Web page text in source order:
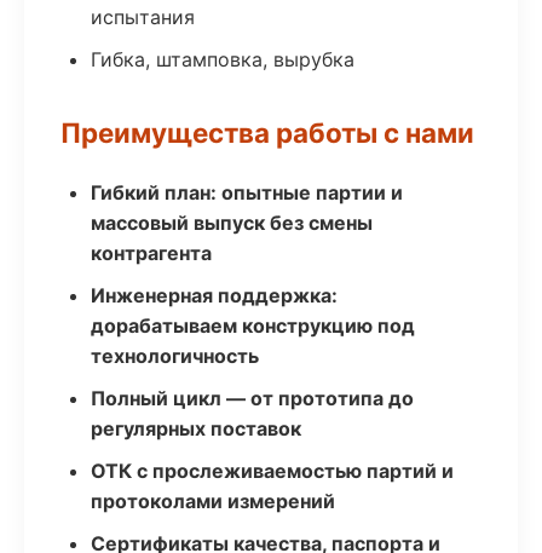
испытания
Гибка, штамповка, вырубка
Преимущества работы с нами
Гибкий план: опытные партии и
массовый выпуск без смены
контрагента
Инженерная поддержка:
дорабатываем конструкцию под
технологичность
Полный цикл — от прототипа до
регулярных поставок
ОТК с прослеживаемостью партий и
протоколами измерений
Сертификаты качества, паспорта и